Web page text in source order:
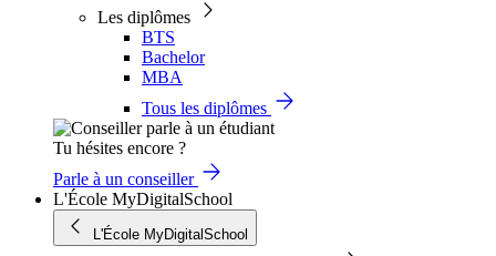
Les diplômes
BTS
Bachelor
MBA
Tous les diplômes
Tu hésites encore ?
Parle à un conseiller
L'École MyDigitalSchool
L'École MyDigitalSchool